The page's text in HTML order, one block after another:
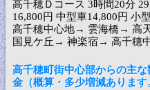
高千穂Ｄコース 3時間20分
16,800円 中型車14,800円 小
高千穂中心地→ 雲海橋→ 高
国見ケ丘→ 神楽宿→ 高千穂
高千穂町街中心部からの主
金（概算・多少増減あります